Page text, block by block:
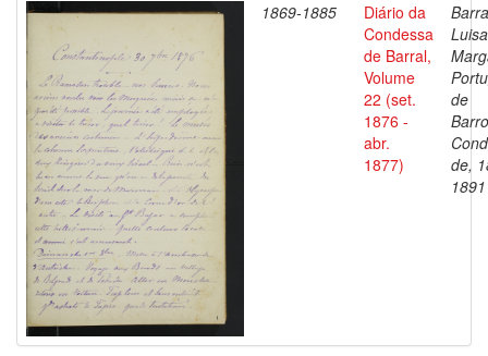
1869-1885
Diário da
Condessa
de Barral,
Volume
22 (set.
1876 -
abr.
1877)
Luisa
de
de,
1891